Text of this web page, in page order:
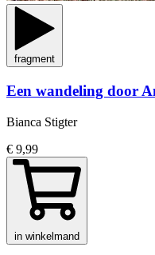
fragment
Een wandeling door
Bianca Stigter
€ 9,99
in winkelmand